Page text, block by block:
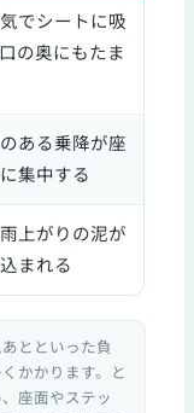
でシートに吸
の奥にもたま
ある乗降が座
集中する
上がりの泥が
まれる
とといった負
かかります。と
座面やステッ